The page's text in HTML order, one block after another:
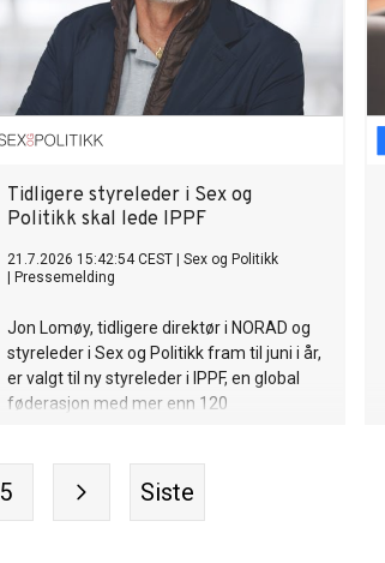
Tidligere styreleder i Sex og
Politikk skal lede IPPF
21.7.2026 15:42:54 CEST
Sex og Politikk
Pressemelding
Jon Lomøy, tidligere direktør i NORAD og
styreleder i Sex og Politikk fram til juni i år,
er valgt til ny styreleder i IPPF, en global
føderasjon med mer enn 120
rettigheter.
5 Siste